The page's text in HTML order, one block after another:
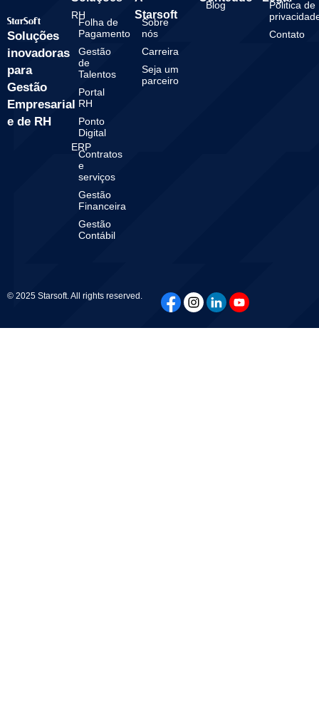
Soluções
inovadoras
para
Gestão
Empresarial
e de RH
RH
Folha de
Pagamento
Gestão
de
Talentos
Portal
RH
Ponto
Digital
ERP
Contratos
e
serviços
Gestão
Financeira
Gestão
Contábil
Starsoft
Sobre
nós
Carreira
Seja um
parceiro
Blog
Politica de
Contato
© 2025 Starsoft. All rights reserved.